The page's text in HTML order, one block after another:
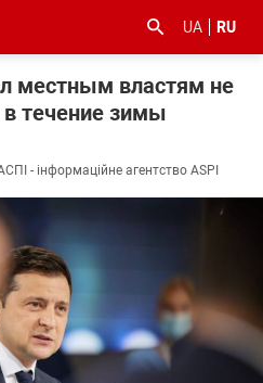
UA RU
местным властям не
течение зимы
- інформаційне агентство ASPI
#Киев #коронавірус